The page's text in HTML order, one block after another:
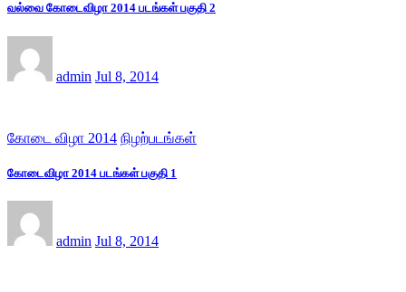
வல்வை கோடைவிழா 2014 படங்கள் பகுதி 2
admin Jul 8, 2014
கோடை விழா 2014 நிழற்படங்கள்
கோடைவிழா 2014 படங்கள் பகுதி 1
admin Jul 8, 2014